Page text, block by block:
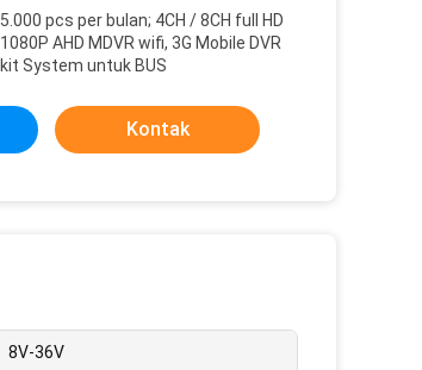
5.000 pcs per bulan; 4CH / 8CH full HD
1080P AHD MDVR wifi, 3G Mobile DVR
kit System untuk BUS
Kontak
8V-36V